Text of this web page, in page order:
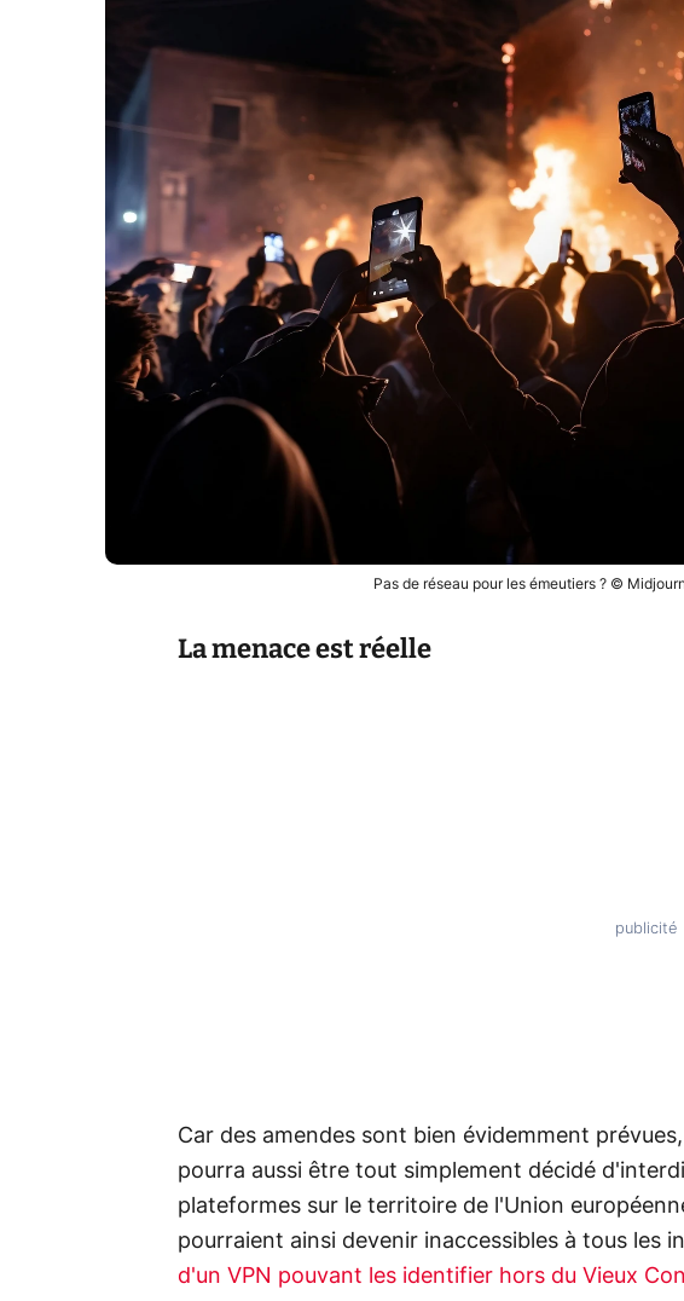
Pas de réseau pour les émeutiers ? ©
La menace est réelle
Car des amendes sont bien évidemment
pourra aussi être tout simplement décidé
plateformes sur le territoire de l'Union
pourraient ainsi devenir inaccessibles à tous les
d'un VPN pouvant les identifier hors du Vieux